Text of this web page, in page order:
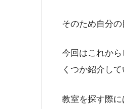
そのため自分
今回はこれか
くつか紹介して
教室を探す際に